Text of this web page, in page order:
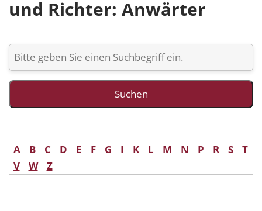
und Richter: Anwärter
A B C D E F G I K L M N P R S
T
V
W Z